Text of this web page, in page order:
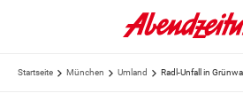
Startseite München Umland